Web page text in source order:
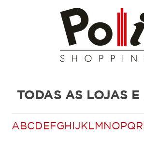
TODAS AS LOJAS E
ABCD EFGH J KL M N OPQR